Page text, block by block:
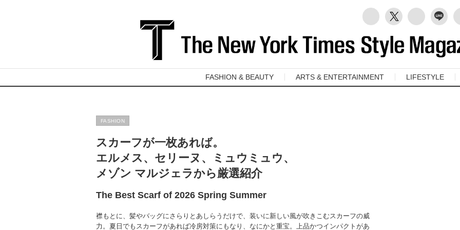
FASHION & BEAUTY ARTS & ENTERTAINMENT LIFESTYLE
FASHION
スカーフが一枚あれば。
エルメス、セリーヌ、ミュウミュウ、
メゾン マルジェラから厳選紹介
The Best Scarf of 2026 Spring Summer
襟もとに、髪やバッグにさらりとあしらうだけで、装いに新しい風が吹きこむスカーフの威
力。夏日でもスカーフがあれば冷房対策にもなり、なにかと重宝。上品かつインパクトがあ